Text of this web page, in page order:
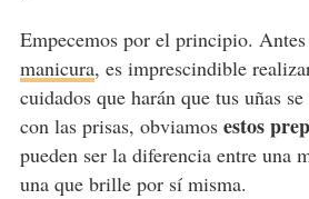
Empecemos por el principio.
manicura, es imprescindible
cuidados que harán que tus uñas
con las prisas, obviamos estos
pueden ser la diferencia entre una
una que brille por sí misma.